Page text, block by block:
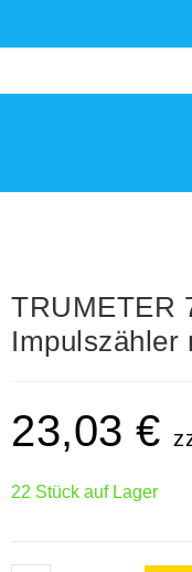
TRUMETER
Impulszähler
23,03€
22 Stück auf Lager